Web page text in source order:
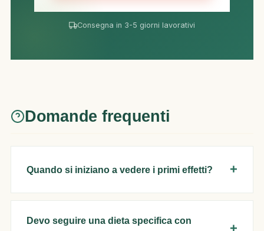
Consegna in 3-5 giorni lavorativi
Domande frequenti
Quando si iniziano a vedere i primi effetti?
Devo seguire una dieta specifica con